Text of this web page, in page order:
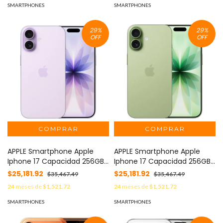
SMARTPHONES SMARTPHONES
29%
OFF
APPLE Smartphone Apple
Iphone 17 Capacidad 256GB
Color Lavanda MOD: IPHONE-
17-256-LAVANDA
$25,181.92 $35,467.49
24meses de$1,521.72
SMARTPHONES
29%
OFF
APPLE Smartphone Apple
Iphone 17 Capacidad 256GB
Color Salvia MOD: IPHONE-17-
256-SALVIA
$25,181.92 $35,467.49
24meses de$1,521.72
SMARTPHONES